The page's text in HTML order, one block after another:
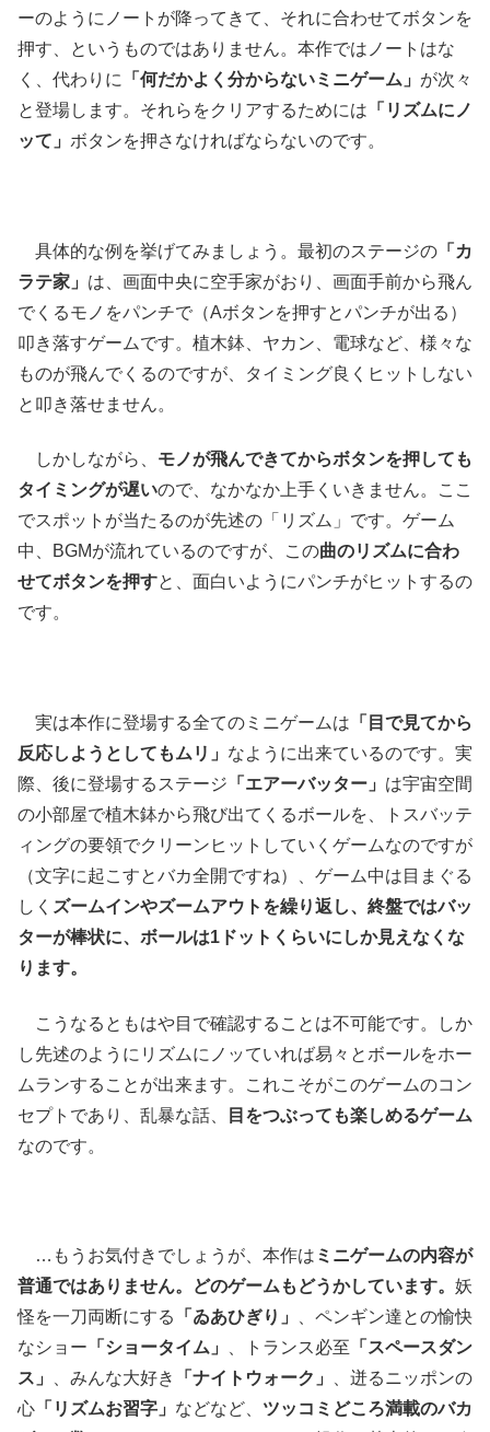
ーのようにノートが降ってきて、それに合わせてボタンを
押す、というものではありません。本作ではノートはな
く、代わりに
「何だかよく分からないミニゲーム」 が次々
と登場します。それらをクリアするためには 「リズムにノ
ッて」 ボタンを押さなければならないのです。
具体的な例を挙げてみましょう。最初のステージの 「カ
ラテ家」 は、画面中央に空手家がおり、画面手前から飛ん
でくるモノをパンチで（Aボタンを押すとパンチが出る）
叩き落すゲームです。植木鉢、ヤカン、電球など、様々な
ものが飛んでくるのですが、タイミング良くヒットしない
と叩き落せません。
しかしながら、 モノが飛んできてからボタンを押しても
タイミングが遅いので、なかなか上手くいきません。ここ
でスポットが当たるのが先述の「リズム」です。ゲーム
中、BGMが流れているのですが、この曲のリズムに合わ
せてボタンを押すと、面白いようにパンチがヒットするの
です。
実は本作に登場する全てのミニゲームは 「目で見てから
反応しようとしてもムリ」 なように出来ているのです。実
際、後に登場するステージ 「エアーバッター」 は宇宙空間
の小部屋で植木鉢から飛び出てくるボールを、トスバッテ
ィングの要領でクリーンヒットしていくゲームなのですが
（文字に起こすとバカ全開ですね）、ゲーム中は目まぐる
しく ズームインやズームアウトを繰り返し、終盤ではバッ
ターが棒状に、ボールは1ドットくらいにしか見えなくな
ります。
こうなるともはや目で確認することは不可能です。しか
し先述のようにリズムにノッていれば易々とボールをホー
ムランすることが出来ます。これこそがこのゲームのコン
セプトであり、乱暴な話、
目をつぶっても楽しめるゲーム
なのです。
…もうお気付きでしょうが、本作は ミニゲームの内容が
普通ではありません。どのゲームもどうかしています。 妖
怪を一刀両断にする
「ゐあひぎり」
、ペンギン達との愉快
なショー 「ショータイム」 、トランス必至 「スペースダン
ス」
、みんな大好き 「ナイトウォーク」
、迸るニッポンの
心 「リズムお習字」 などなど、 ツッコミどころ満載のバカ